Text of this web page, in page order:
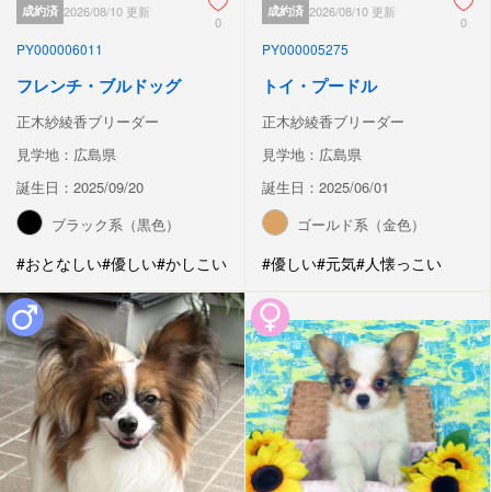
成約済 2026/08/10 更新
0
PY000006011
フレンチ・ブルドッグ
正木紗綾香ブリーダー
見学地：広島県
誕生日：2025/09/20
ブラック系（黒色）
#おとなしい#優しい#かしこい
成約済 2026/08/10 更新
0
PY000005275
トイ・プードル
正木紗綾香ブリーダー
見学地：広島県
誕生日：2025/06/01
ゴールド系（金色）
#優しい#元気#人懐っこい